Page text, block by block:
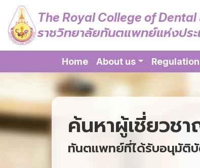
The Royal College of
ราชวิทยาลัยทันตแพทย์แห่งประ
Home About us
ค้นหาผู้เชี่ยวช
ทันตแพทย์ที่ได้รับอนุมัติ